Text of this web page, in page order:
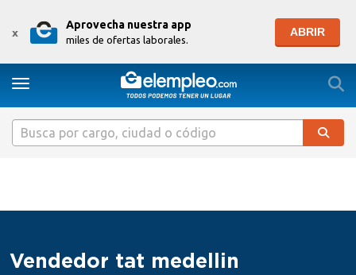
x
Aprovecha nuestra app
miles de ofertas laborales.
ABRIR
Toggle navigation
Vendedor tat medellin